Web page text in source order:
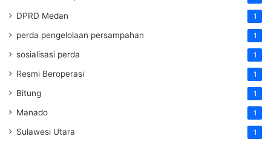
DPRD Medan 1
perda pengelolaan persampahan 1
sosialisasi perda 1
Resmi Beroperasi 1
Bitung 1
Manado 1
Sulawesi Utara 1